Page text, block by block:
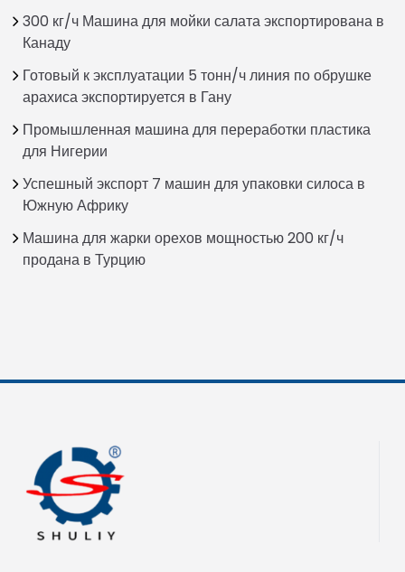
300 кг/ч Машина для мойки салата экспортирована в
Канаду
Готовый к эксплуатации 5 тонн/ч линия по обрушке
арахиса экспортируется в Гану
Промышленная машина для переработки пластика
для Нигерии
Успешный экспорт 7 машин для упаковки силоса в
Южную Африку
Машина для жарки орехов мощностью 200 кг/ч
продана в Турцию